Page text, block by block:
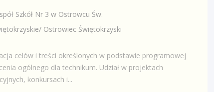
Szkół Nr 3 w Ostrowcu Św.
Ostrowiec Świętokrzyski
celów i treści określonych w podstawie programowej
ogólnego dla technikum. Udział w projektach
konkursach i...